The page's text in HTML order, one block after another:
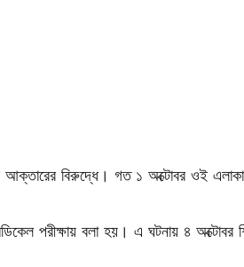
আক্তারের বিরুদ্ধে। গত ১ অক্টোবর ওই
পরীক্ষায় বলা হয়। এ ঘটনায় ৪ অক্টোবর